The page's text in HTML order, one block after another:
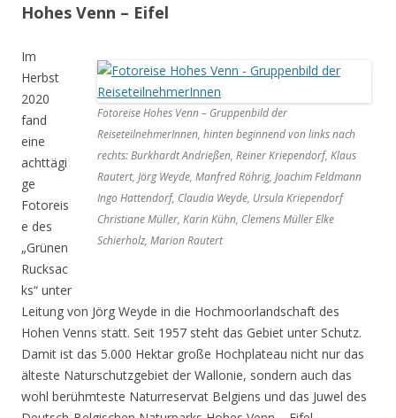
Hohes Venn – Eifel
Fotoreise Hohes Venn – Gruppenbild der
ReiseteilnehmerInnen, hinten beginnend von links nach
rechts: Burkhardt Andrießen, Reiner Kriependorf, Klaus
Rautert, Jörg Weyde, Manfred Röhrig, Joachim Feldmann
Ingo Hattendorf, Claudia Weyde, Ursula Kriependorf
Christiane Müller, Karin Kühn, Clemens Müller Elke
Schierholz, Marion Rautert
Im
Herbst
2020
fand
eine
achttägi
ge
Fotoreis
e des
„Grünen
Rucksac
ks“ unter
Leitung von Jörg Weyde in die Hochmoorlandschaft des
Hohen Venns statt. Seit 1957 steht das Gebiet unter Schutz.
Damit ist das 5.000 Hektar große Hochplateau nicht nur das
älteste Naturschutzgebiet der Wallonie, sondern auch das
wohl berühmteste Naturreservat Belgiens und das Juwel des